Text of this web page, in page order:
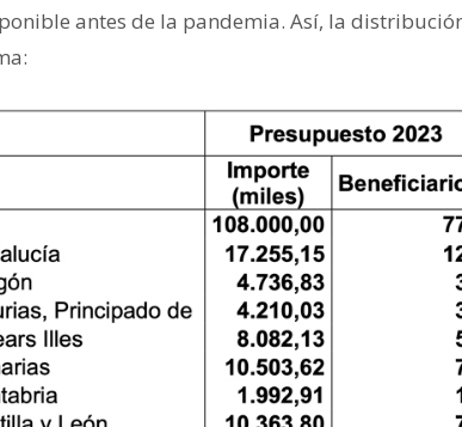
antes de la pandemia. Así, la